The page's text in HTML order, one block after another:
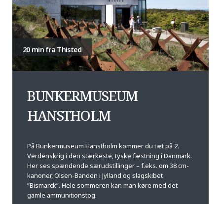
20 min fra Thisted
BUNKERMUSEUM
HANSTHOLM
På Bunkermuseum Hanstholm kommer du tæt på 2.
Verdenskrig i den stærkeste, tyske fæstning i Danmark.
Her ses spændende særudstillinger – f.eks. om 38 cm-
kanoner, Olsen-Banden i Jylland og slagskibet
”Bismarck”. Hele sommeren kan man køre med det
gamle ammunitionstog.